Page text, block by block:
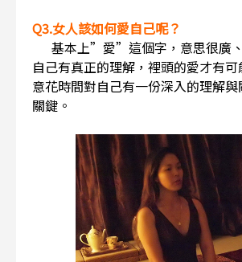
Q3.女人該如何愛自己呢？
基本上”愛”這個字，意思很廣
自己有真正的理解，裡頭的愛才有
意花時間對自己有一份深入的理解
關鍵。